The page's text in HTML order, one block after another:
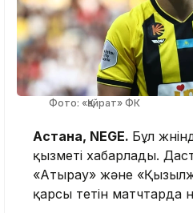
Фото: «Қайрат» ФК
Астана, NEGE. Бұл
қызметі хабарлады.
«Атырау» және
қарсы өтетін матчтарда